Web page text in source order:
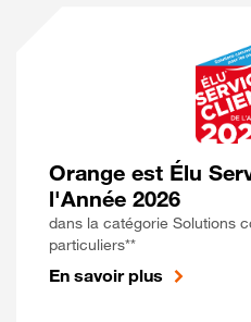
Orange est Élu
l'Année 2026
dans la catégorie Solutions
particuliers**
En savoir plus